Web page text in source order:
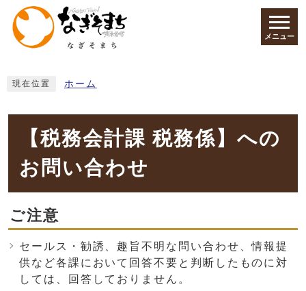
ページの先頭です
メニュー
現在位置 ホーム
【税務会計課 税務係】への
お問い合わせ
ご注意
セールス・勧誘、趣旨不明な問い合わせ、情報提
供など各課において回答不要と判断したものに対
しては、回答しておりません。